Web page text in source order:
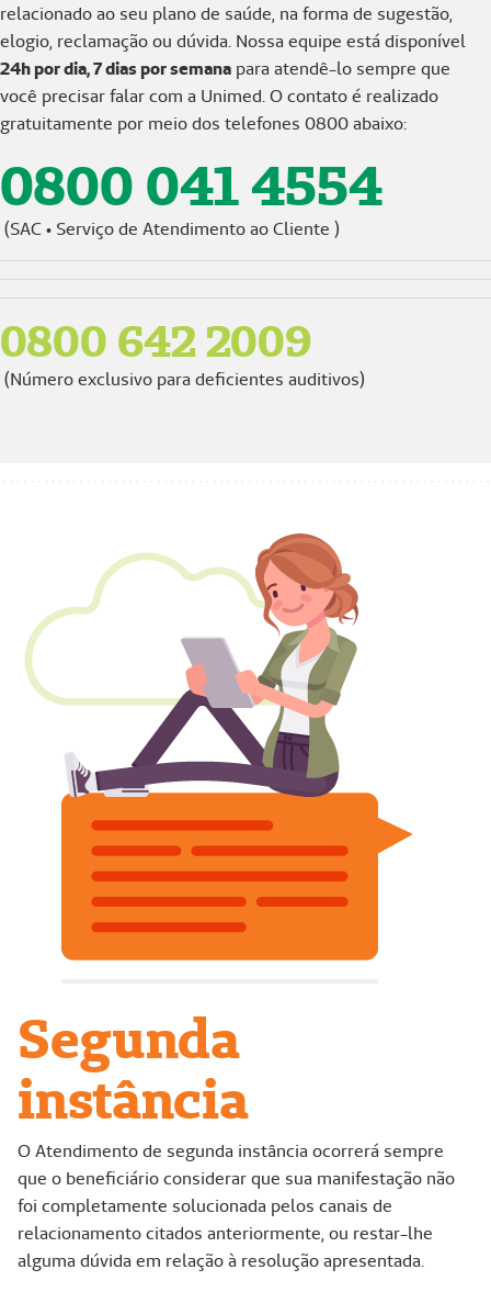
relacionado ao seu plano de saúde, na forma de sugestão,
elogio, reclamação ou dúvida. Nossa equipe está disponível
24h por dia, 7 dias por semana para atendê-lo sempre que
você precisar falar com a Unimed. O contato é realizado
gratuitamente por meio dos telefones 0800 abaixo:
0800 041 4554
(SAC • Serviço de Atendimento ao Cliente )
0800 642 2009
(Número exclusivo para deficientes auditivos)
Segunda
instância
O Atendimento de segunda instância ocorrerá sempre
que o beneficiário considerar que sua manifestação não
foi completamente solucionada pelos canais de
relacionamento citados anteriormente, ou restar-lhe
alguma dúvida em relação à resolução apresentada.